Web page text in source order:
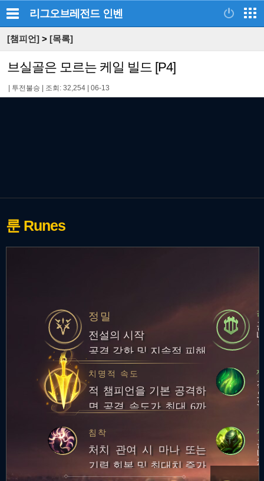
리그오브레전드 인벤
[챔피언] > [목록]
브실골은 모르는 케일 빌드 [P4]
투전불승 조회: 32,254 06-13
룬 Runes
정밀
전설의 시작
공격 강화 및 지속적 피해
치명적 속도
적 챔피언을 기본 공격하
면 공격 속도가 최대 6까
본 공격을 하면 추가 적응
형 피해를 입힘
침착
처치 관여 시 마나 또는
기력 회복 및 최대치 증가